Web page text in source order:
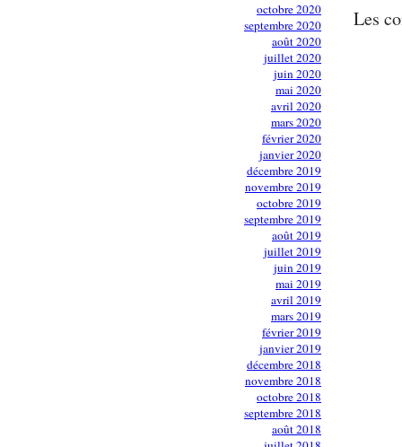
octobre 2020
septembre 2020
août 2020
juillet 2020
juin 2020
mai 2020
avril 2020
mars 2020
février 2020
janvier 2020
décembre 2019
novembre 2019
octobre 2019
septembre 2019
août 2019
juillet 2019
juin 2019
mai 2019
avril 2019
mars 2019
février 2019
janvier 2019
décembre 2018
novembre 2018
octobre 2018
septembre 2018
août 2018
Les